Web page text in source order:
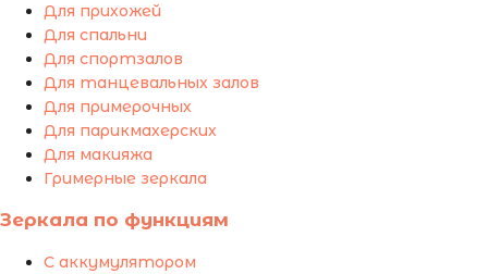
Для прихожей
Для спальни
Для спортзалов
Для танцевальных залов
Для примерочных
Для парикмахерских
Для макияжа
Гримерные зеркала
Зеркала по функциям
С аккумулятором